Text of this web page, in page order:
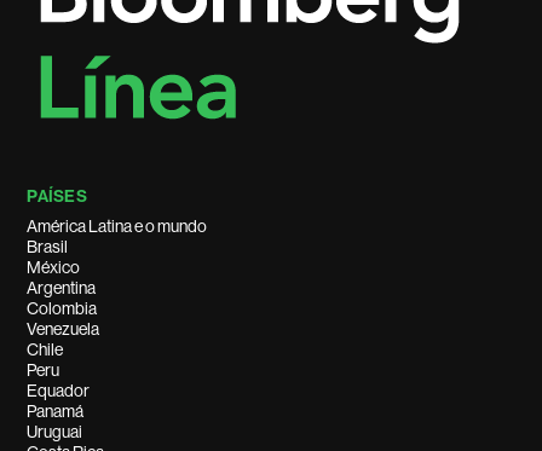
PAÍSES
América Latina e o mundo
Brasil
México
Argentina
Colombia
Venezuela
Chile
Peru
Equador
Panamá
Uruguai